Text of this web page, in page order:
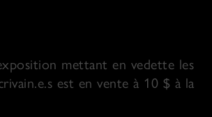
mettant en vedette les
est en vente à 10 $ à la